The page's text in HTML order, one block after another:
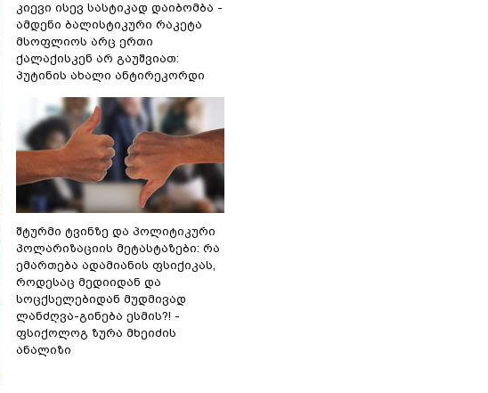
კიევი ისევ სასტიკად დაიბომბა -
ამდენი ბალისტიკური რაკეტა
მსოფლიოს არც ერთი
ქალაქისკენ არ გაუშვიათ:
პუტინის ახალი ანტირეკორდი
შტურმი ტვინზე და პოლიტიკური
პოლარიზაციის მეტასტაზები: რა
ემართება ადამიანის ფსიქიკას,
როდესაც მედიიდან და
სოცქსელებიდან მუდმივად
ლანძღვა-გინება ესმის?! -
ფსიქოლოგ ზურა მხეიძის
ანალიზი